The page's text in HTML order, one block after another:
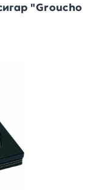
"Groucho